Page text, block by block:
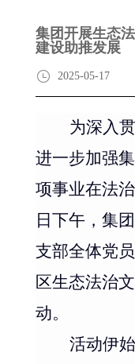
集团开展生态
建设助推发展
2025-05-17
为深入
进一步加强
项事业在法
日下午，集团
支部全体党
区生态法治
动。
活动伊